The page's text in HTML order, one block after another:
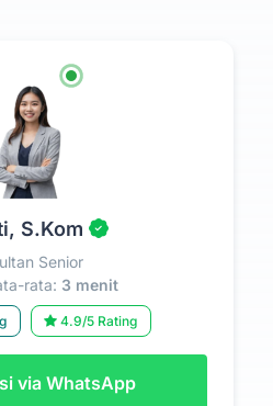
S.Kom
Senior
rata: 3 menit
4.9/5 Rating
via WhatsApp